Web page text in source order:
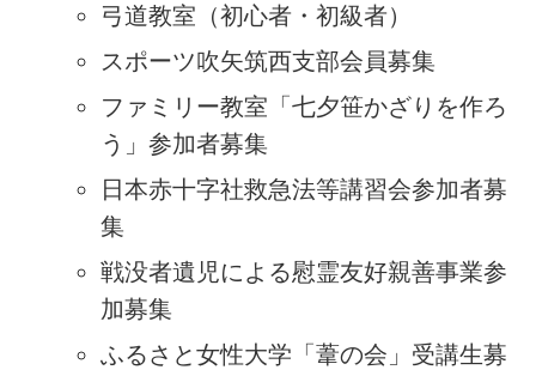
弓道教室（初心者・初級者）
スポーツ吹矢筑西支部会員募集
ファミリー教室「七夕笹かざりを作ろ
う」参加者募集
日本赤十字社救急法等講習会参加者募
集
戦没者遺児による慰霊友好親善事業参
加募集
ふるさと女性大学「葦の会」受講生募